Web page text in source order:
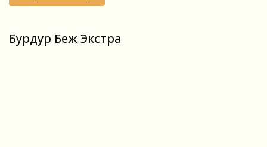
Бурдур Беж Экстра